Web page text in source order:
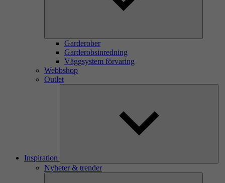
Garderober
Garderobsinredning
Väggsystem förvaring
Webbshop
Outlet
Inspiration
Nyheter & trender